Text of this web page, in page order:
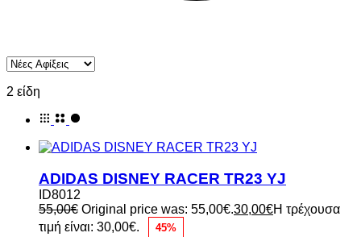
2 είδη
ADIDAS DISNEY RACER TR23 YJ
ID8012
55,00€ Original price was: 55,00€.30,00€Η τρέχουσα
τιμή είναι: 30,00€.
45%